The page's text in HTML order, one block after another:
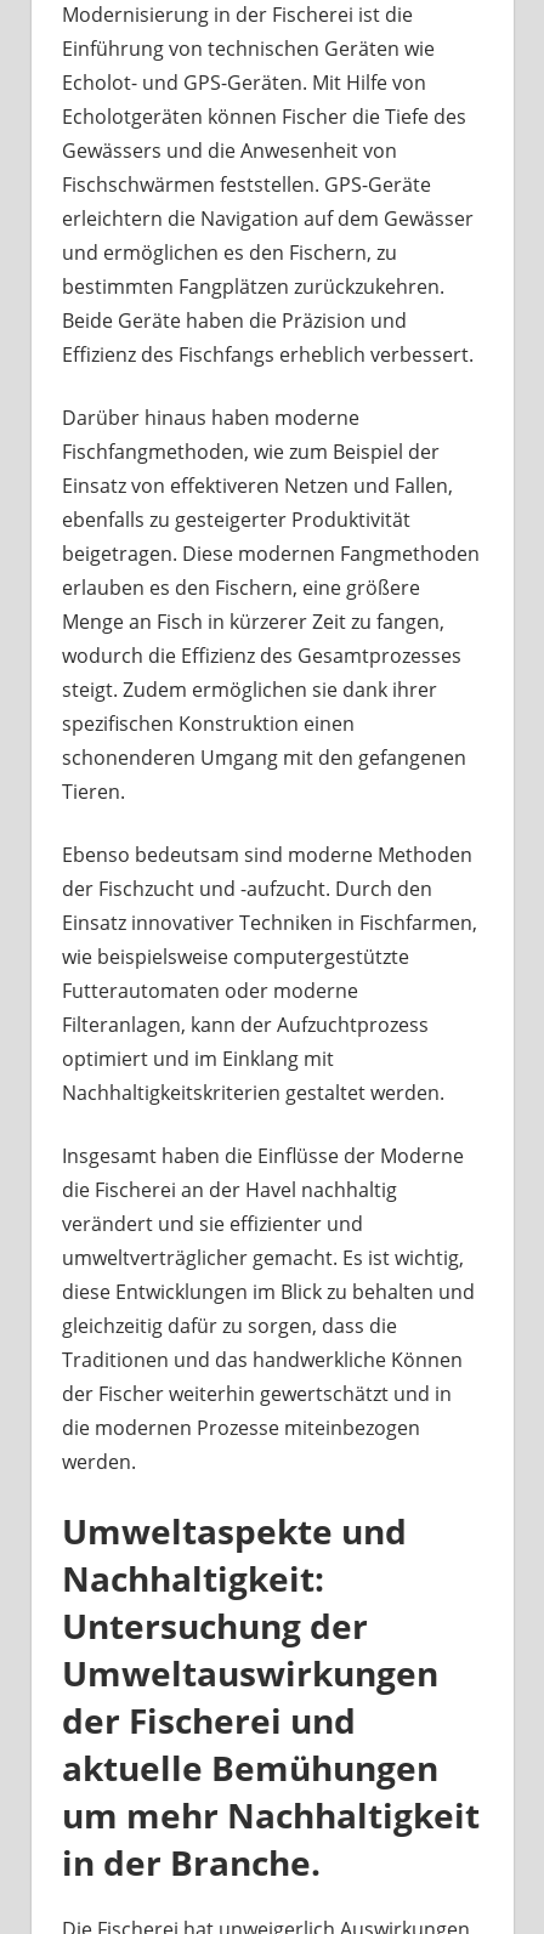
Modernisierung in der Fischerei ist die
Einführung von technischen Geräten wie
Echolot- und GPS-Geräten. Mit Hilfe von
Echolotgeräten können Fischer die Tiefe des
Gewässers und die Anwesenheit von
Fischschwärmen feststellen. GPS-Geräte
erleichtern die Navigation auf dem Gewässer
und ermöglichen es den Fischern, zu
bestimmten Fangplätzen zurückzukehren.
Beide Geräte haben die Präzision und
Effizienz des Fischfangs erheblich verbessert.
Darüber hinaus haben moderne
Fischfangmethoden, wie zum Beispiel der
Einsatz von effektiveren Netzen und Fallen,
ebenfalls zu gesteigerter Produktivität
beigetragen. Diese modernen Fangmethoden
erlauben es den Fischern, eine größere
Menge an Fisch in kürzerer Zeit zu fangen,
wodurch die Effizienz des Gesamtprozesses
steigt. Zudem ermöglichen sie dank ihrer
spezifischen Konstruktion einen
schonenderen Umgang mit den gefangenen
Tieren.
Ebenso bedeutsam sind moderne Methoden
der Fischzucht und -aufzucht. Durch den
Einsatz innovativer Techniken in Fischfarmen,
wie beispielsweise computergestützte
Futterautomaten oder moderne
Filteranlagen, kann der Aufzuchtprozess
optimiert und im Einklang mit
Nachhaltigkeitskriterien gestaltet werden.
Insgesamt haben die Einflüsse der Moderne
die Fischerei an der Havel nachhaltig
verändert und sie effizienter und
umweltverträglicher gemacht. Es ist wichtig,
diese Entwicklungen im Blick zu behalten und
gleichzeitig dafür zu sorgen, dass die
Traditionen und das handwerkliche Können
der Fischer weiterhin gewertschätzt und in
die modernen Prozesse miteinbezogen
werden.
Umweltaspekte und
Nachhaltigkeit:
Untersuchung der
Umweltauswirkungen
der Fischerei und
aktuelle Bemühungen
um mehr Nachhaltigkeit
in der Branche.